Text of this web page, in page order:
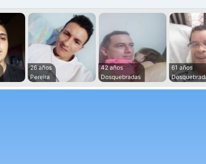
26 años
Pereira
42 años
Dosquebradas
61 años